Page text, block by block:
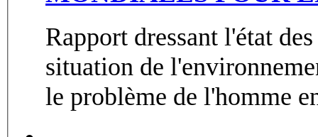
Rapport dressant l'état
situation de
le problème de l'homme